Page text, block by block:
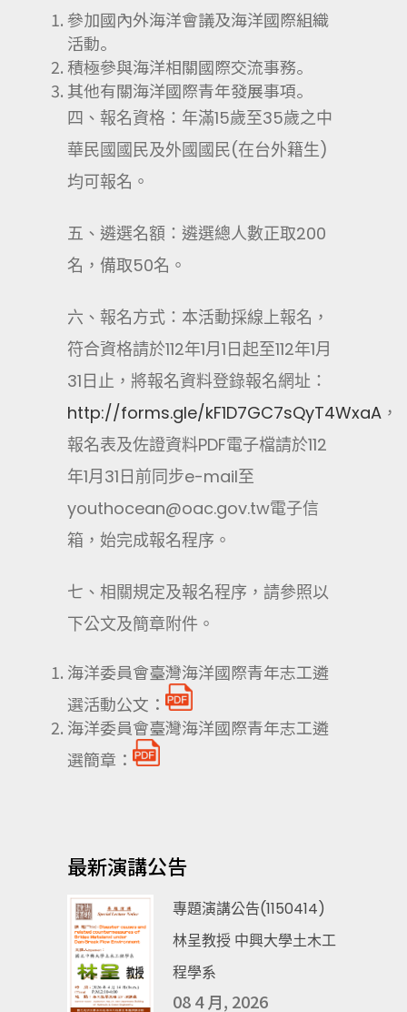
參加國內外海洋會議及海洋國際組織
活動。
積極參與海洋相關國際交流事務。
其他有關海洋國際青年發展事項。
四、報名資格：年滿15歲至35歲之中
華民國國民及外國國民(在台外籍生)
均可報名。
五、遴選名額：遴選總人數正取200
名，備取50名。
六、報名方式：本活動採線上報名，
符合資格請於112年1月1日起至112年1月
31日止，將報名資料登錄報名網址：
http://forms.gle/kF1D7GC7sQyT4WxaA ，
報名表及佐證資料PDF電子檔請於112
年1月31日前同步e-mail至
youthocean@oac.gov.tw電子信
箱，始完成報名程序。
七、相關規定及報名程序，請參照以
下公文及簡章附件。
海洋委員會臺灣海洋國際青年志工遴
選活動公文：
海洋委員會臺灣海洋國際青年志工遴
選簡章：
最新演講公告
專題演講公告(1150414)
林呈教授 中興大學土木工
程學系
08 4 月, 2026